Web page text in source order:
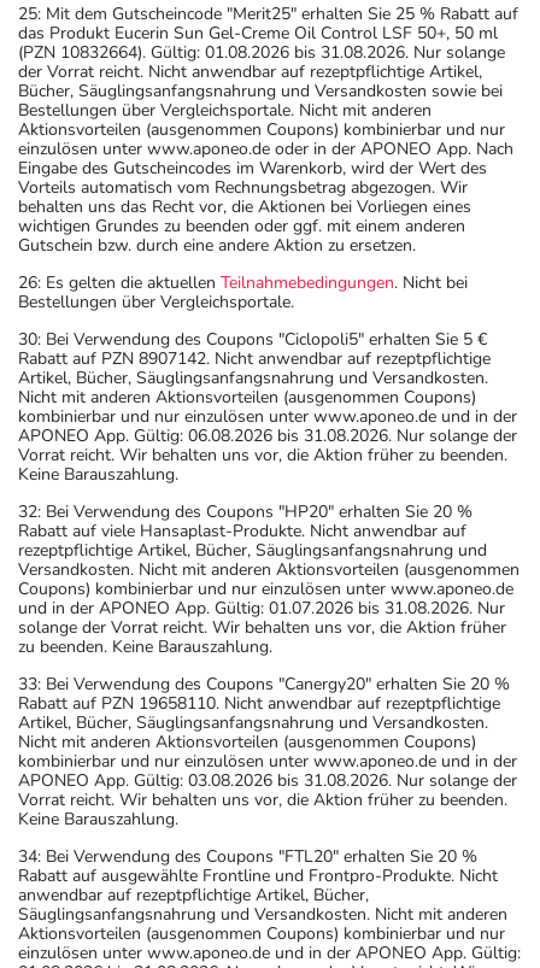
25: Mit dem Gutscheincode "Merit25" erhalten Sie 25 % Rabatt auf
das Produkt Eucerin Sun Gel-Creme Oil Control LSF 50+, 50 ml
(PZN 10832664). Gültig: 01.08.2026 bis 31.08.2026. Nur solange
der Vorrat reicht. Nicht anwendbar auf rezeptpflichtige Artikel,
Bücher, Säuglingsanfangsnahrung und Versandkosten sowie bei
Bestellungen über Vergleichsportale. Nicht mit anderen
Aktionsvorteilen (ausgenommen Coupons) kombinierbar und nur
einzulösen unter www.aponeo.de oder in der APONEO App. Nach
Eingabe des Gutscheincodes im Warenkorb, wird der Wert des
Vorteils automatisch vom Rechnungsbetrag abgezogen. Wir
behalten uns das Recht vor, die Aktionen bei Vorliegen eines
wichtigen Grundes zu beenden oder ggf. mit einem anderen
Gutschein bzw. durch eine andere Aktion zu ersetzen.
26: Es gelten die aktuellen Teilnahmebedingungen. Nicht bei
Bestellungen über Vergleichsportale.
30: Bei Verwendung des Coupons "Ciclopoli5" erhalten Sie 5 €
Rabatt auf PZN 8907142. Nicht anwendbar auf rezeptpflichtige
Artikel, Bücher, Säuglingsanfangsnahrung und Versandkosten.
Nicht mit anderen Aktionsvorteilen (ausgenommen Coupons)
kombinierbar und nur einzulösen unter www.aponeo.de und in der
APONEO App. Gültig: 06.08.2026 bis 31.08.2026. Nur solange der
Vorrat reicht. Wir behalten uns vor, die Aktion früher zu beenden.
Keine Barauszahlung.
32: Bei Verwendung des Coupons "HP20" erhalten Sie 20 %
Rabatt auf viele Hansaplast-Produkte. Nicht anwendbar auf
rezeptpflichtige Artikel, Bücher, Säuglingsanfangsnahrung und
Versandkosten. Nicht mit anderen Aktionsvorteilen (ausgenommen
Coupons) kombinierbar und nur einzulösen unter www.aponeo.de
und in der APONEO App. Gültig: 01.07.2026 bis 31.08.2026. Nur
solange der Vorrat reicht. Wir behalten uns vor, die Aktion früher
zu beenden. Keine Barauszahlung.
33: Bei Verwendung des Coupons "Canergy20" erhalten Sie 20 %
Rabatt auf PZN 19658110. Nicht anwendbar auf rezeptpflichtige
Artikel, Bücher, Säuglingsanfangsnahrung und Versandkosten.
Nicht mit anderen Aktionsvorteilen (ausgenommen Coupons)
kombinierbar und nur einzulösen unter www.aponeo.de und in der
APONEO App. Gültig: 03.08.2026 bis 31.08.2026. Nur solange der
Vorrat reicht. Wir behalten uns vor, die Aktion früher zu beenden.
Keine Barauszahlung.
34: Bei Verwendung des Coupons "FTL20" erhalten Sie 20 %
Rabatt auf ausgewählte Frontline und Frontpro-Produkte. Nicht
anwendbar auf rezeptpflichtige Artikel, Bücher,
Säuglingsanfangsnahrung und Versandkosten. Nicht mit anderen
Aktionsvorteilen (ausgenommen Coupons) kombinierbar und nur
einzulösen unter www.aponeo.de und in der APONEO App. Gültig: